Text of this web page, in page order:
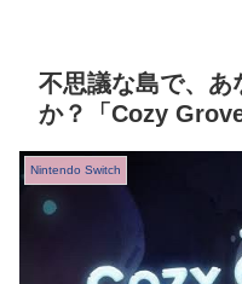
不思議な島で、あ
か？「Cozy
Nintendo Switch